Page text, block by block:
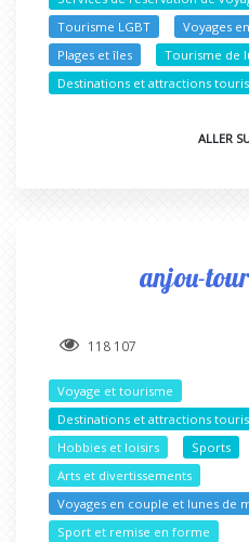
Tourisme LGBT
Voyages
Plages et îles
Tourisme de
Destinations et attractions
ALLER
anjou-
118 107
Voyage et tourisme
Destinations et attractions
Hobbies et loisirs
Sports
Arts et divertissements
Voyages en couple et lunes de
Sport et remise en forme